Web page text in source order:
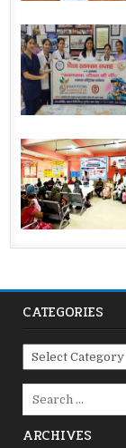
CATEGORIES
Categories
ARCHIVES